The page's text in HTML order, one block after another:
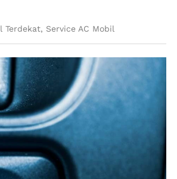
Terdekat, Service AC Mobil